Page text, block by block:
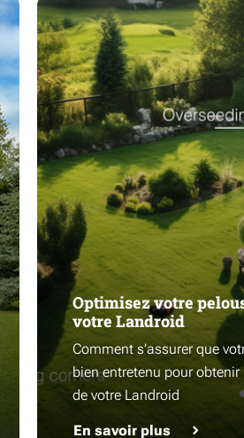
Optimisez votre
votre Landroid
Comment s’assurer que
bien entretenu pour obtenir
de votre Landroid
En savoir plus